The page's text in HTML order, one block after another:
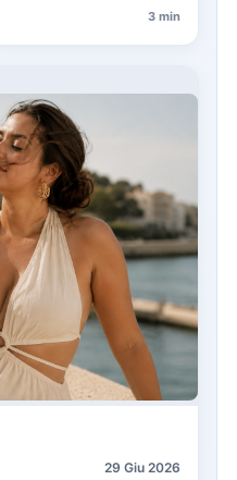
3 min
29 Giu 2026